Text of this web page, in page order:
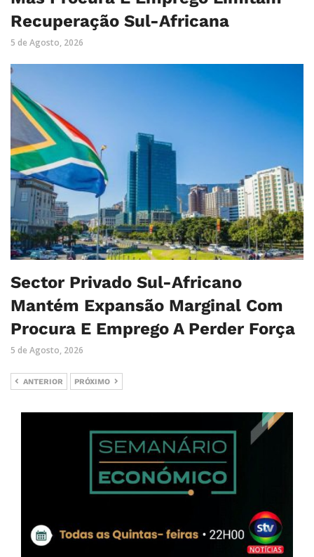
Recuperação Sul-Africana
5 de Agosto, 2026
Sector Privado Sul-Africano
Mantém Expansão Marginal Com
Procura E Emprego A Perder Força
5 de Agosto, 2026
ANTERIOR PRÓXIMO